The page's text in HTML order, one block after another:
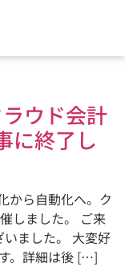
ウド会計
に終了し
から自動化へ。ク
しました。 ご来
ました。 大変好
。詳細は後 […]